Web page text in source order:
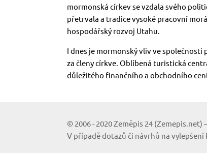
mormonská církev se vzdala svého
přetrvala a tradice vysoké pracovní
hospodářský rozvoj Utahu.
I dnes je mormonský vliv ve
za členy církve. Oblíbená turistická
důležitého finančního a obchodního
© 2006 - 2020 Zeměpis 24
V případě dotazů či návrhů na